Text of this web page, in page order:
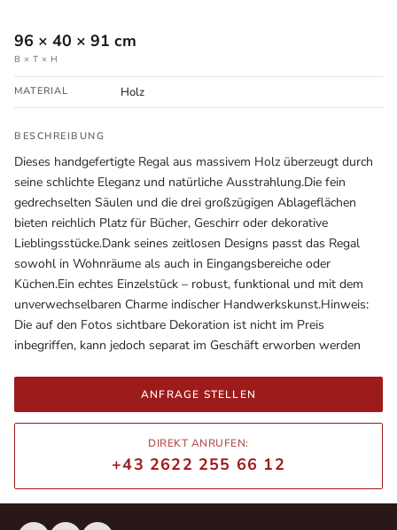
96 × 40 × 91 cm
B × T × H
MATERIAL Holz
BESCHREIBUNG
Dieses handgefertigte Regal aus massivem Holz überzeugt durch
seine schlichte Eleganz und natürliche Ausstrahlung.Die fein
gedrechselten Säulen und die drei großzügigen Ablageflächen
bieten reichlich Platz für Bücher, Geschirr oder dekorative
Lieblingsstücke.Dank seines zeitlosen Designs passt das Regal
sowohl in Wohnräume als auch in Eingangsbereiche oder
Küchen.Ein echtes Einzelstück – robust, funktional und mit dem
unverwechselbaren Charme indischer Handwerkskunst.Hinweis:
Die auf den Fotos sichtbare Dekoration ist nicht im Preis
inbegriffen, kann jedoch separat im Geschäft erworben werden
ANFRAGE STELLEN
DIREKT ANRUFEN:
+43 2622 255 66 12
Wiener Straße – Werkstraße 111
2700 Wiener Neustadt
+43 2622 255 66 12